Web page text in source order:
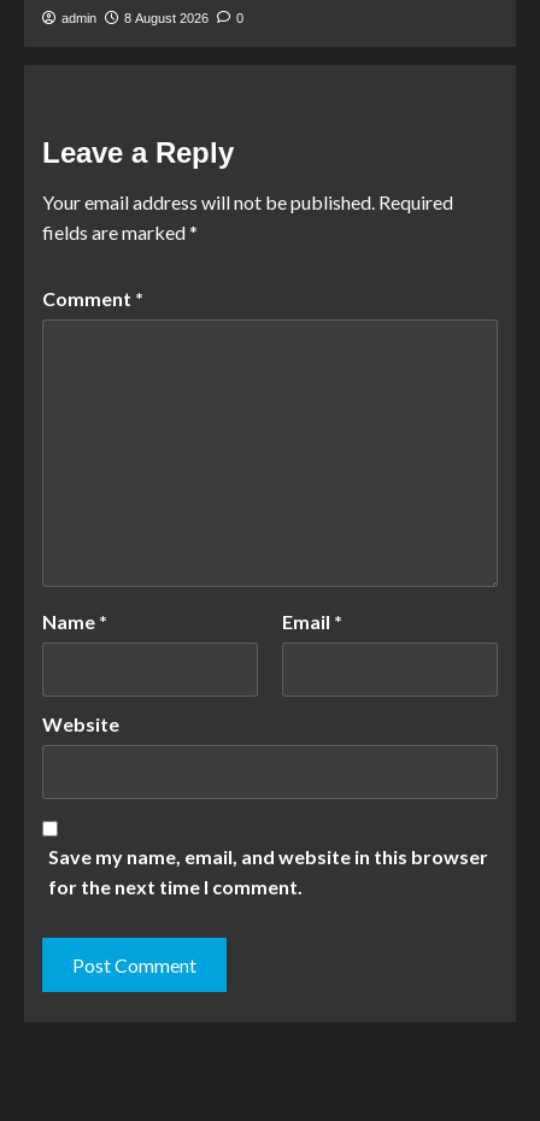
admin 8 August 2026 0
Leave a Reply
Your email address will not be published. Required
fields are marked*
Comment *
Name * Email *
Website
Save my name, email, and website in this browser
for the next time I comment.